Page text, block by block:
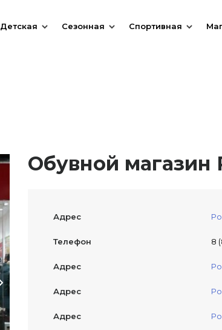
Детская Сезонная Спортивная
Обувной магазин
Адрес
Телефон 8
Адрес
Адрес
Адрес